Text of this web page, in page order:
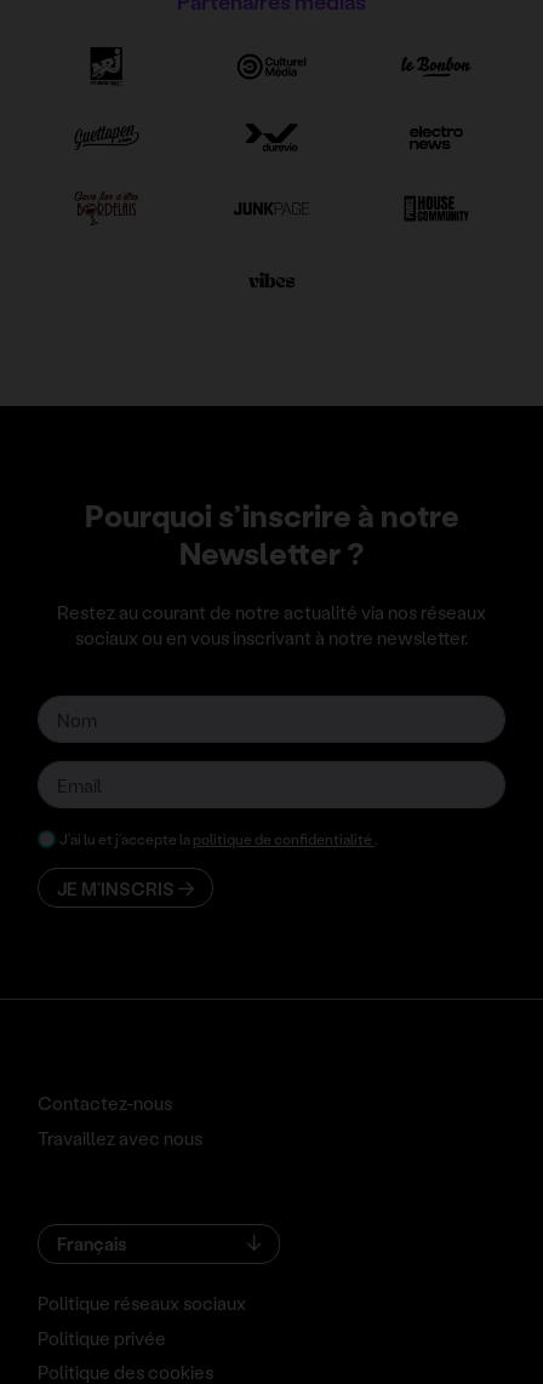
Pourquoi s’inscrire à notre
Newsletter ?
Restez au courant de notre actualité via nos réseaux
sociaux ou en vous inscrivant à notre newsletter.
J’ai lu et j’accepte la politique de confidentialité .
JE M’INSCRIS
Contactez-nous
Travaillez avec nous
Français
Politique réseaux sociaux
Politique privée
Politique des cookies